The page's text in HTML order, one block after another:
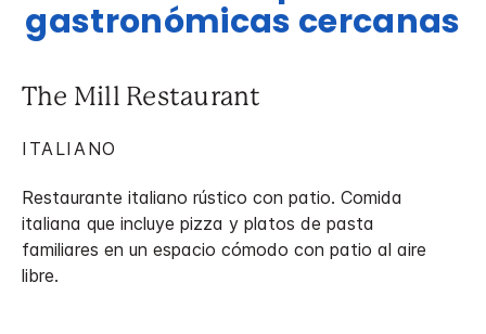
gastronómicas cercanas
The Mill Restaurant
ITALIANO
Restaurante italiano rústico con patio. Comida
italiana que incluye pizza y platos de pasta
familiares en un espacio cómodo con patio al aire
libre.